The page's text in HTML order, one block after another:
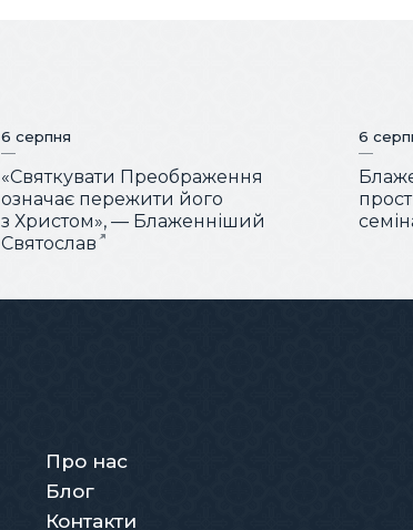
6 серпня
«Святкувати Преображення
означає пережити його
з Христом», — Блаженніший
Святослав
6
Про нас
Блог
Контакти